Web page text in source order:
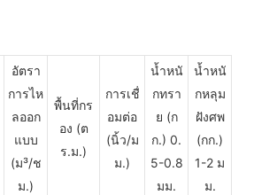
อัตรา
การไห
ลออก
แบบ
(ม³/ช
ม.)
พื้นที่กร
อง (ต
ร.ม.)
การเชื่
อมต่อ
(นิ้ว/ม
ม.)
น้ำหนั
กทรา
ย (ก
ก.) 0.
5-0.8
มม.
น้ำหนั
กหลุม
ฝังศพ
(กก.)
1-2 ม
ม.